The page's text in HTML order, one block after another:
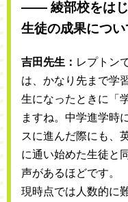
―― 綾部校をはじ
生徒の成果につい
吉田先生： レプトン
は、かなり先まで学
生になったときに「
ますね。中学進学時
スに進んだ際にも、
に通い始めた生徒と
声があるほどです。
現時点では人数的に